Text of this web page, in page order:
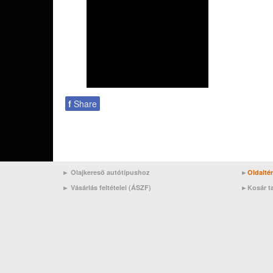
f Share
► Olajkereső autótípushoz
► Vásárlás feltételei (ÁSZF)
►
► Kosár